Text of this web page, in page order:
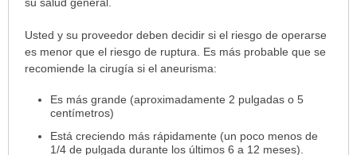
Usted y su proveedor deben decidir si el riesgo de operarse
es menor que el riesgo de ruptura. Es más probable que se
recomiende la cirugía si el aneurisma:
Es más grande (aproximadamente 2 pulgadas o 5
centímetros)
Está creciendo más rápidamente (un poco menos de
1/4 de pulgada durante los últimos 6 a 12 meses).